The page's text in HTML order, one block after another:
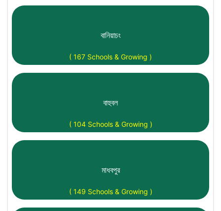
বানিয়াচং
( 167 Schools & Growing )
বাহুবল
( 104 Schools & Growing )
মাধবপুর
( 149 Schools & Growing )